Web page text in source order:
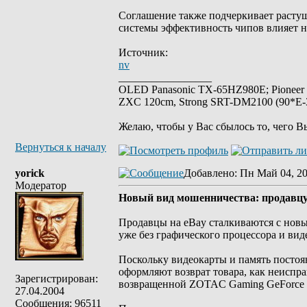
Соглашение также подчеркивает
системы эффективность чипов влияет
Источник:
nv
OLED Panasonic TX-65HZ980E;
ZXC 120cm, Strong SRT-DM2100
Желаю, чтобы у Вас сбылось то, чего
Вернуться к началу
yorick
Модератор
Зарегистрирован:
27.04.2004
Сообщения: 96511
Добавлено: Пн Май 04,
Новый вид мошенничества:
Продавцы на eBay сталкиваются с
уже без графического процессора и
Поскольку видеокарты и память
оформляют возврат товара, как
возвращенной ZOTAC Gaming